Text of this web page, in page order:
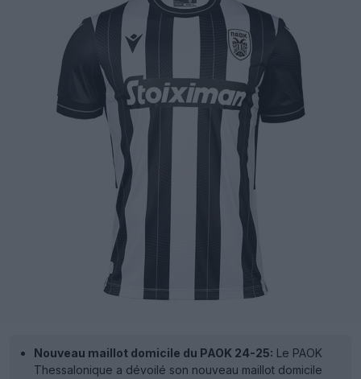
Nouveau maillot domicile du PAOK 24-25: Le PAOK
Thessalonique a dévoilé son nouveau maillot domicile